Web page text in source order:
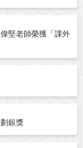
堅老師榮獲「課外
銀獎